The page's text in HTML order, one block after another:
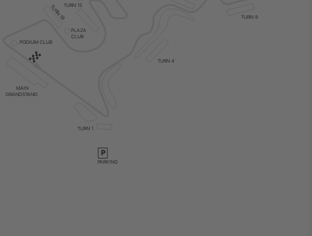
TURN 19TURN 15
TURN 4
TURN 9
TURN 1
PLAZA
CLUB
PODIUM CLUB
MAIN
GRANDSTAND
P
PARKING